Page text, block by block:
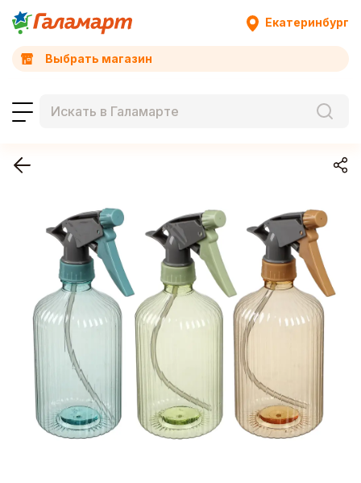
Екатеринбург
Выбрать магазин